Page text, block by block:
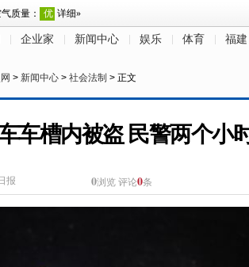
企业家 新闻中心 娱乐 体育 福建
> 新闻中心 > 社会法制 > 正文
车槽内被盗 民警两个小
报 0浏览 评论0条